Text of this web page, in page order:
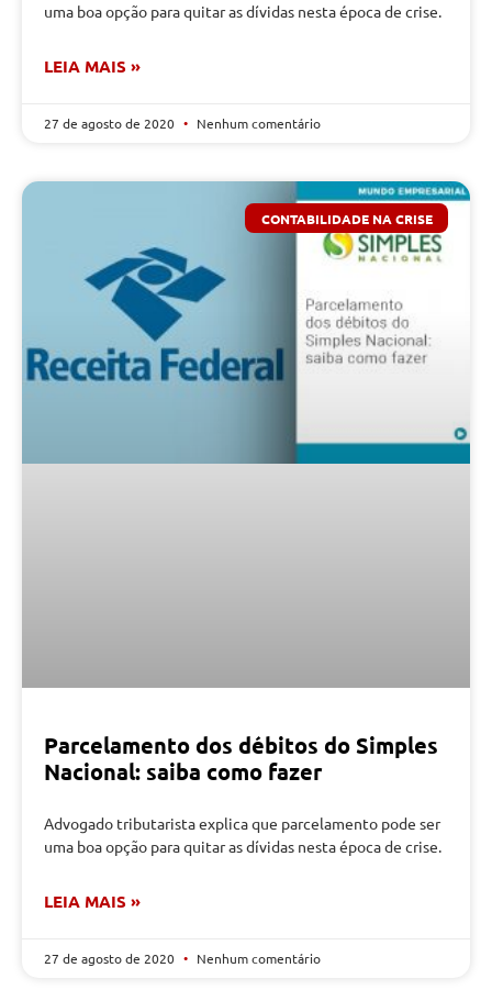
uma boa opção para quitar as dívidas nesta época de crise.
LEIA MAIS »
27 de agosto de 2020 Nenhum comentário
CONTABILIDADE NA CRISE
Parcelamento dos débitos do Simples
Nacional: saiba como fazer
Advogado tributarista explica que parcelamento pode ser
uma boa opção para quitar as dívidas nesta época de crise.
LEIA MAIS »
27 de agosto de 2020 Nenhum comentário